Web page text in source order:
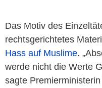
Das Motiv des
rechtsgerichtetes
Hass auf Muslime.
werde nicht die Werte
sagte